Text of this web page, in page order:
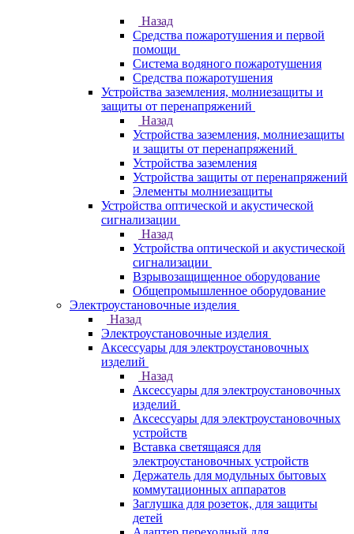
Назад
Средства пожаротушения и первой
помощи
Система водяного пожаротушения
Средства пожаротушения
Устройства заземления, молниезащиты и
защиты от перенапряжений
Назад
Устройства заземления, молниезащиты
и защиты от перенапряжений
Устройства заземления
Устройства защиты от перенапряжений
Элементы молниезащиты
Устройства оптической и акустической
сигнализации
Назад
Устройства оптической и акустической
сигнализации
Взрывозащищенное оборудование
Общепромышленное оборудование
Электроустановочные изделия
Назад
Электроустановочные изделия
Аксессуары для электроустановочных
изделий
Назад
Аксессуары для электроустановочных
изделий
Аксессуары для электроустановочных
устройств
Вставка светящаяся для
электроустановочных устройств
Держатель для модульных бытовых
коммутационных аппаратов
Заглушка для розеток, для защиты
детей